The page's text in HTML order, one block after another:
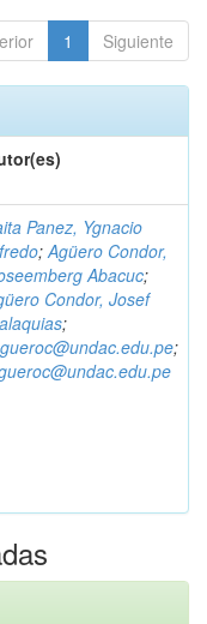
1 Siguiente
Panez, Ygnacio
;Agüero Condor,
Abacuc;
Condor, Josef
;
;